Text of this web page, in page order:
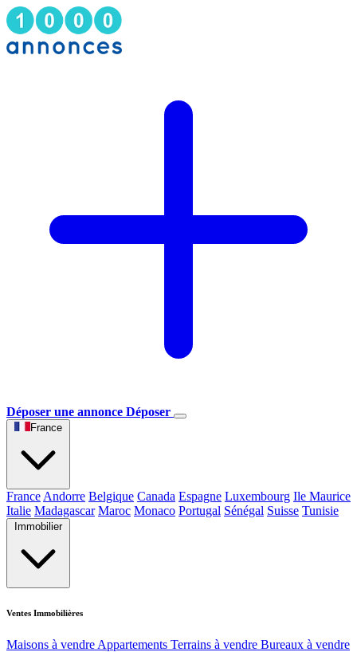
Déposer une annonce Déposer
France
France Andorre Belgique Canada Espagne Luxembourg Ile Maurice
Italie Madagascar Maroc Monaco Portugal Sénégal Suisse Tunisie
Immobilier
Ventes Immobilières
Maisons à vendre Appartements Terrains à vendre Bureaux à vendre